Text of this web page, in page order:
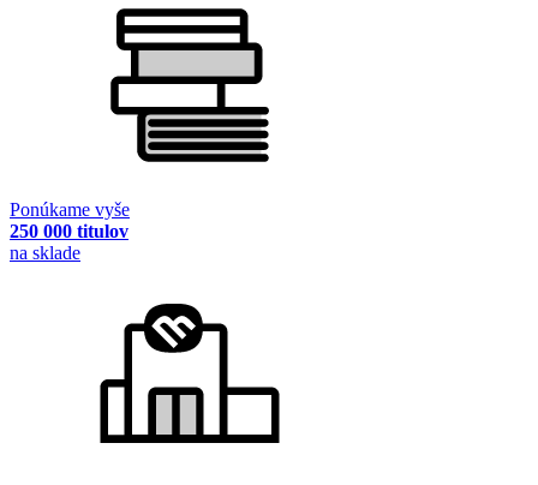
Ponúkame vyše
250 000 titulov
na sklade